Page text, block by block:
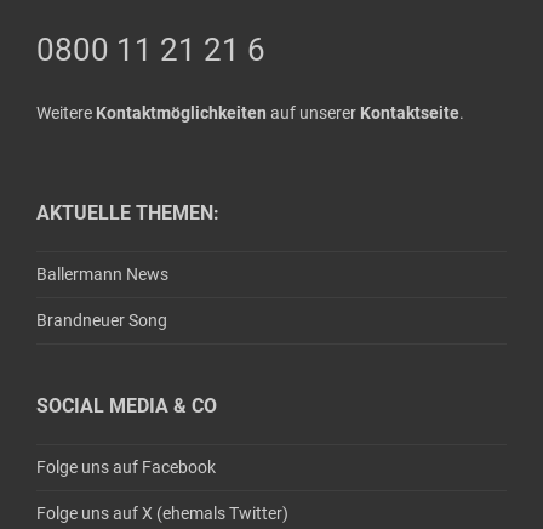
0800 11 21 21 6
Weitere Kontaktmöglichkeiten auf unserer Kontaktseite.
AKTUELLE THEMEN:
Ballermann News
Brandneuer Song
SOCIAL MEDIA & CO
Folge uns auf Facebook
Folge uns auf X (ehemals Twitter)